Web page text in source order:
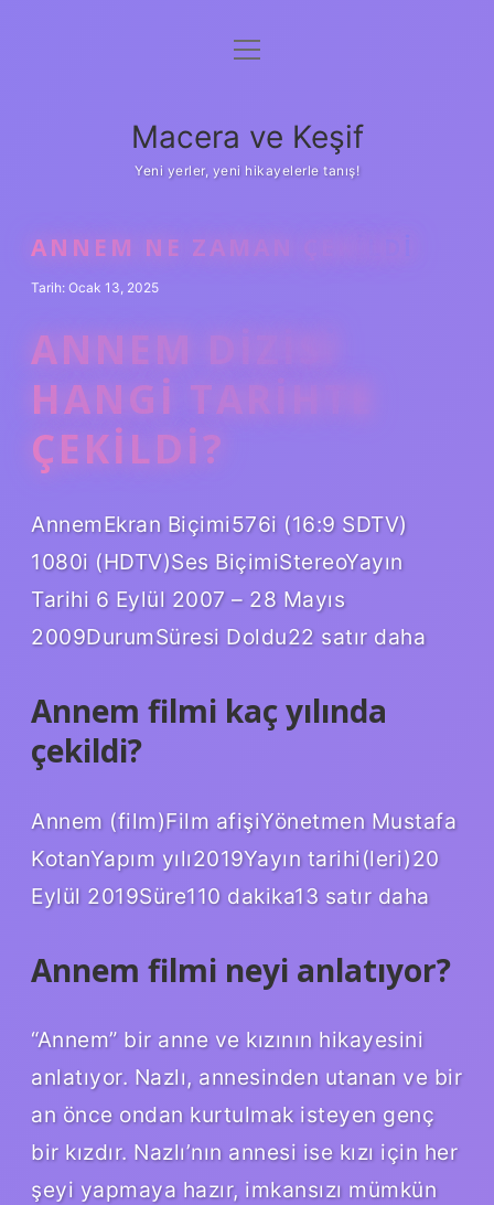
Anasayfa
Yasal Uyarı
menüyü
Macera ve Keşif
Yeni yerler, yeni hikayelerle tanış!
ANNEM NE ZAMAN ÇEKILDI
Tarih: Ocak 13, 2025
ANNEM DIZISI
HANGI TARIHTE
ÇEKILDI?
AnnemEkran Biçimi576i (16:9 SDTV)
1080i (HDTV)Ses BiçimiStereoYayın
Tarihi 6 Eylül 2007 – 28 Mayıs
2009DurumSüresi Doldu22 satır daha
Annem filmi kaç yılında
çekildi?
Annem (film)Film afişiYönetmen Mustafa
KotanYapım yılı2019Yayın tarihi(leri)20
Eylül 2019Süre110 dakika13 satır daha
Annem filmi neyi anlatıyor?
“Annem” bir anne ve kızının hikayesini
anlatıyor. Nazlı, annesinden utanan ve bir
an önce ondan kurtulmak isteyen genç
bir kızdır. Nazlı’nın annesi ise kızı için her
şeyi yapmaya hazır, imkansızı mümkün